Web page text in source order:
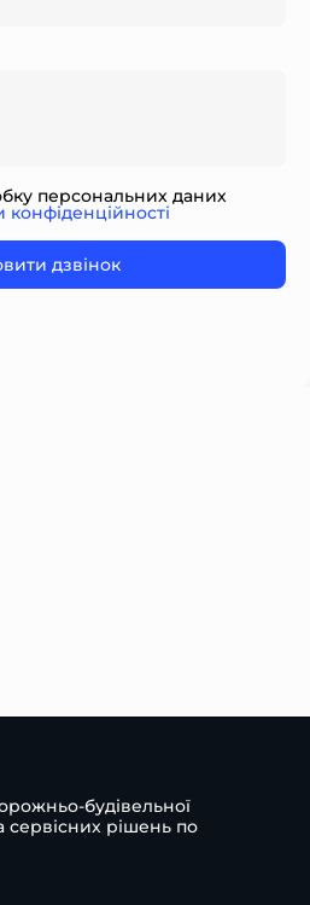
персональних даних
конфіденційності
будівельної
сервісних рішень по